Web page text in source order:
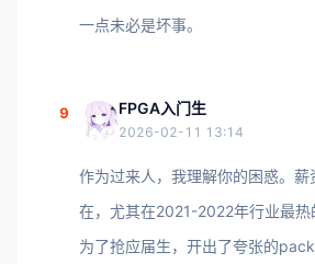
一点未必是坏事。
9 FPGA入门生
2026-02-11 13:14
作为过来人，我理解你的困惑。
在，尤其在2021-2022年行业最热
为了抢应届生，开出了夸张的